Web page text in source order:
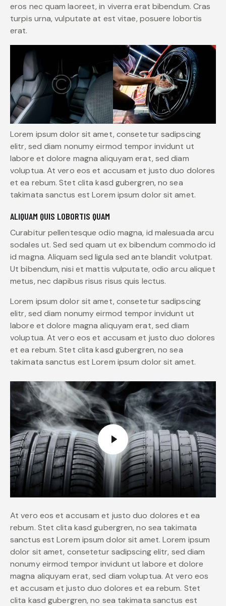
eros nec quam laoreet, in viverra erat bibendum. Cras
turpis urna, vulputate at est vitae, posuere lobortis
erat.
Lorem ipsum dolor sit amet, consetetur sadipscing
elitr, sed diam nonumy eirmod tempor invidunt ut
labore et dolore magna aliquyam erat, sed diam
voluptua. At vero eos et accusam et justo duo dolores
et ea rebum. Stet clita kasd gubergren, no sea
takimata sanctus est Lorem ipsum dolor sit amet.
ALIQUAM QUIS LOBORTIS QUAM
Curabitur pellentesque odio magna, id malesuada arcu
sodales ut. Sed sed quam ut ex bibendum commodo id
id magna. Aliquam sed ligula sed ante blandit volutpat.
Ut bibendum, nisi et mattis vulputate, odio arcu aliquet
metus, nec dapibus risus risus quis lectus.
Lorem ipsum dolor sit amet, consetetur sadipscing
elitr, sed diam nonumy eirmod tempor invidunt ut
labore et dolore magna aliquyam erat, sed diam
voluptua. At vero eos et accusam et justo duo dolores
et ea rebum. Stet clita kasd gubergren, no sea
takimata sanctus est Lorem ipsum dolor sit amet.
At vero eos et accusam et justo duo dolores et ea
rebum. Stet clita kasd gubergren, no sea takimata
sanctus est Lorem ipsum dolor sit amet. Lorem ipsum
dolor sit amet, consetetur sadipscing elitr, sed diam
nonumy eirmod tempor invidunt ut labore et dolore
magna aliquyam erat, sed diam voluptua. At vero eos
et accusam et justo duo dolores et ea rebum. Stet
clita kasd gubergren, no sea takimata sanctus est